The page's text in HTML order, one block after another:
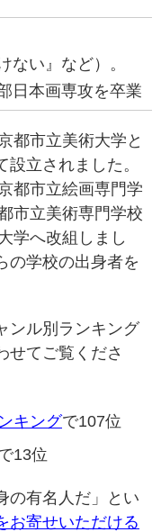
ない』など）。
日本画専攻を卒業
都市立美術大学と
立されました。
都市立絵画専門学
市立美術専門学校
学へ改組しまし
の学校の出身者を
ンル別ランキング
せてご覧くださ
キングで107位
13位
の有名人だ」とい
お寄せいただける